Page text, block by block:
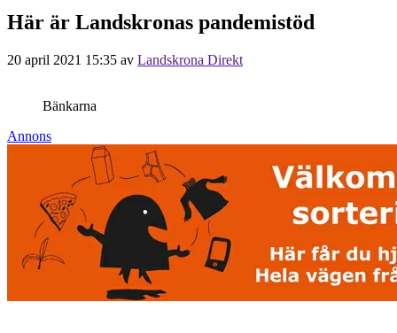
Här är Landskronas pandemistöd
20 april 2021 15:35 av Landskrona Direkt
Bänkarna
Annons